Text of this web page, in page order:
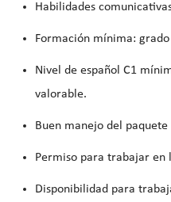
Habilidades
Formación mínima:
Nivel de español C1
valorable.
Buen manejo del
Permiso para trabajar en
Disponibilidad para